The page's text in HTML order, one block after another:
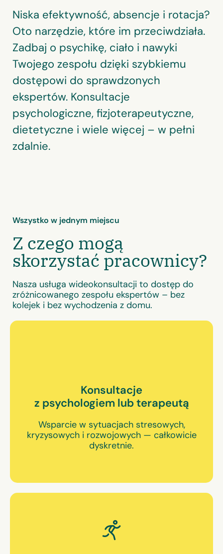
Niska efektywność, absencje i rotacja?
Oto narzędzie, które im przeciwdziała.
Zadbaj o psychikę, ciało i nawyki
Twojego zespołu dzięki szybkiemu
dostępowi do sprawdzonych
ekspertów. Konsultacje
psychologiczne, fizjoterapeutyczne,
dietetyczne i wiele więcej – w pełni
zdalnie.
Wszystko w jednym miejscu
Z czego mogą
skorzystać pracownicy?
Nasza usługa wideokonsultacji to dostęp do
zróżnicowanego zespołu ekspertów – bez
kolejek i bez wychodzenia z domu.
Konsultacje
z psychologiem lub terapeutą
Wsparcie w sytuacjach stresowych,
kryzysowych i rozwojowych — całkowicie
dyskretnie.